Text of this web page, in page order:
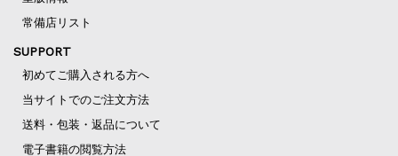
常備店リスト
SUPPORT
初めてご購入される方へ
当サイトでのご注文方法
送料・包装・返品について
電子書籍の閲覧方法